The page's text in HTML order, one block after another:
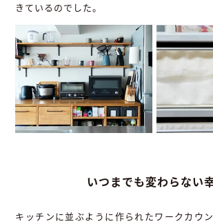
きているのでした。
いつまでも変わらない
キッチンに並ぶように作られたワークカウ